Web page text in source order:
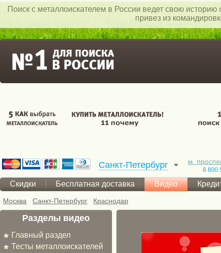
Поиск c металлоискателем в России ведет свою историю
привез из
Санкт-Петербург м.
8 800
Скидки Бесплатная доставка Видео
Москва Санкт-Петербург Краснодар
Разделы видео
Главный раздел
Тесты металлоискателей